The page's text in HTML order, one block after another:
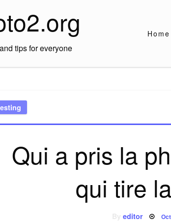
tips for everyone
Home
Qui a pris la
qui tire
editor